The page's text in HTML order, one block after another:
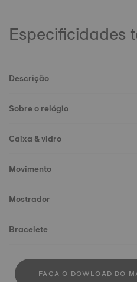
Especificidades
Descrição
Sobre o relógio
Caixa & vidro
Movimento
Mostrador
Bracelete
FAÇA O DOWLOAD DO